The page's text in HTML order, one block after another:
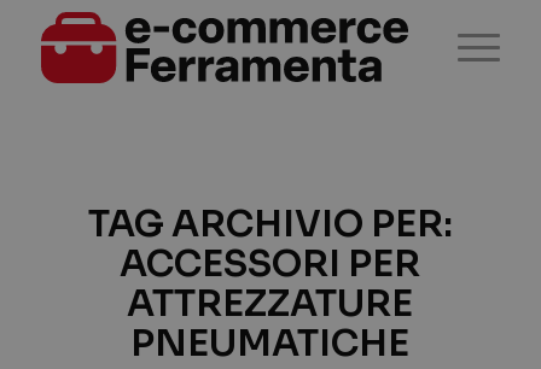
TAG ARCHIVIO PER:
ACCESSORI PER
ATTREZZATURE
PNEUMATICHE